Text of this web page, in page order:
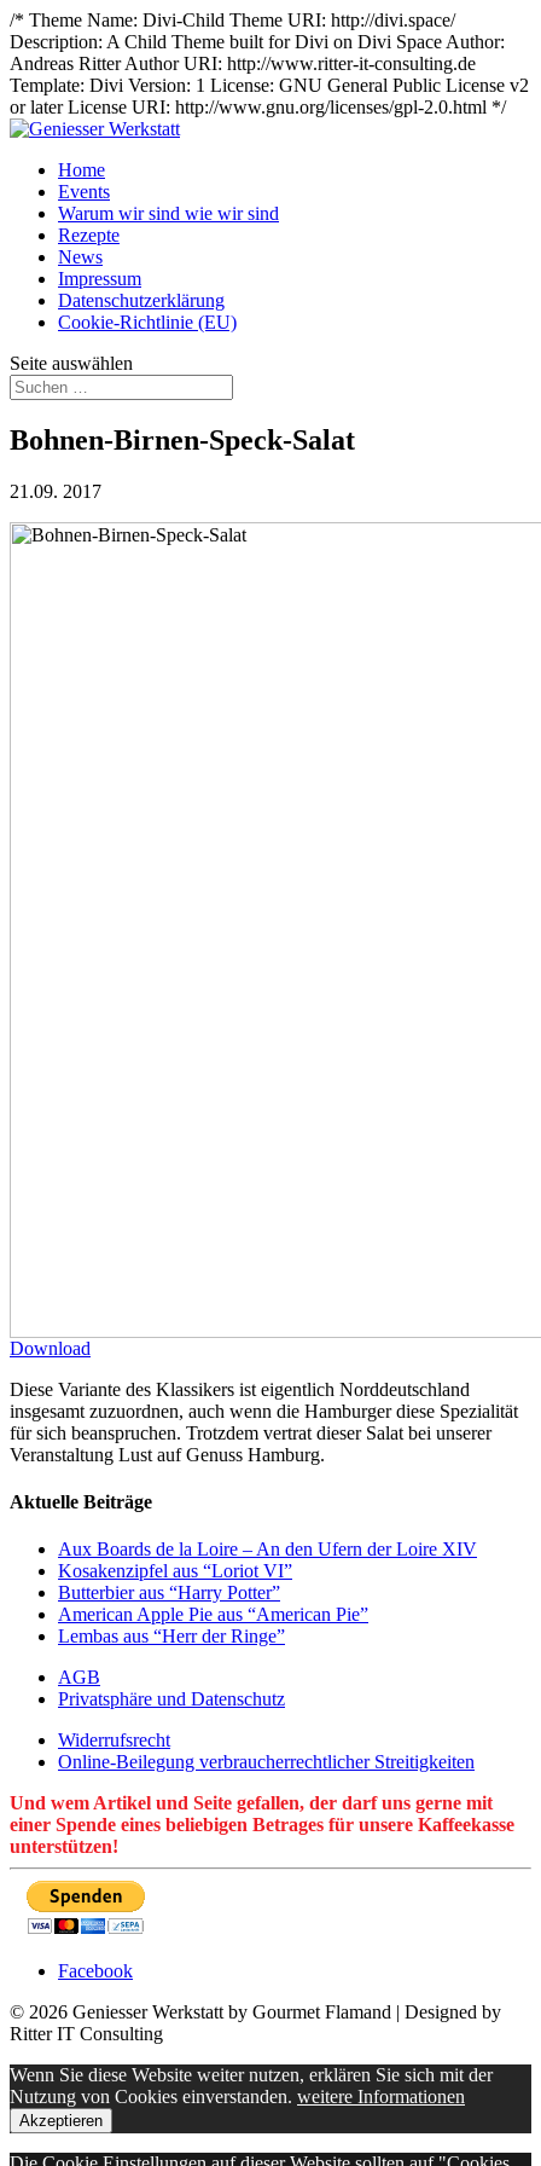
/* Theme Name: Divi-Child Theme URI: http://divi.space/
Description: A Child Theme built for Divi on Divi Space Author:
Andreas Ritter Author URI: http://www.ritter-it-consulting.de
Template: Divi Version: 1 License: GNU General Public License v2
or later License URI: http://www.gnu.org/licenses/gpl-2.0.html */
Home
Events
Warum wir sind wie wir sind
Rezepte
News
Impressum
Datenschutzerklärung
Cookie-Richtlinie (EU)
Seite auswählen
Bohnen-Birnen-Speck-Salat
21.09. 2017
Download
Diese Variante des Klassikers ist eigentlich Norddeutschland
insgesamt zuzuordnen, auch wenn die Hamburger diese Spezialität
für sich beanspruchen. Trotzdem vertrat dieser Salat bei unserer
Veranstaltung Lust auf Genuss Hamburg.
Aktuelle Beiträge
Aux Boards de la Loire – An den Ufern der Loire XIV
Kosakenzipfel aus “Loriot VI”
Butterbier aus “Harry Potter”
American Apple Pie aus “American Pie”
Lembas aus “Herr der Ringe”
AGB
Privatsphäre und Datenschutz
Widerrufsrecht
Online-Beilegung verbraucherrechtlicher Streitigkeiten
Und wem Artikel und Seite gefallen, der darf uns gerne mit
einer Spende eines beliebigen Betrages für unsere Kaffeekasse
unterstützen!
Facebook
© 2026 Geniesser Werkstatt by Gourmet Flamand | Designed by
Ritter IT Consulting
Wenn Sie diese Website weiter nutzen, erklären Sie sich mit der
Nutzung von Cookies einverstanden. weitere Informationen
Akzeptieren